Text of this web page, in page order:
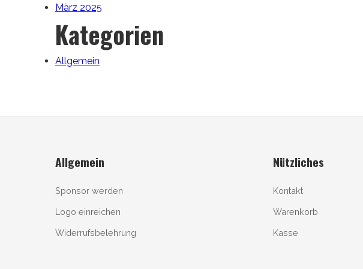
März 2025
Kategorien
Allgemein
Allgemein
Sponsor werden
Logo einreichen
Widerrufsbelehrung
Nützliches
Kontakt
Warenkorb
Kasse